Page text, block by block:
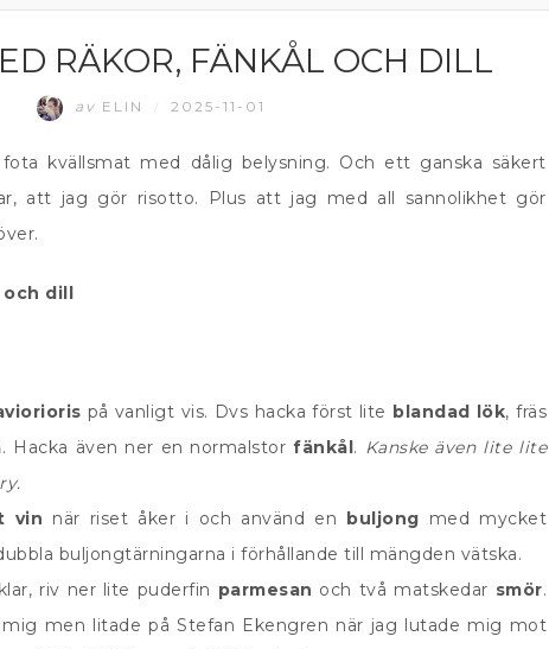
RÄKOR, FÄNKÅL OCH DILL
av ELIN 2025-11-01
kvällsmat med dålig belysning. Och ett ganska säkert
att jag gör risotto. Plus att jag med all sannolikhet gör
och dill
på vanligt vis. Dvs hacka först lite blandad lök, fräs
. Hacka även ner en normalstorfänkål. Kanske även lite lite
vin när riset åker i och använd en buljong med mycket
buljongtärningarna i förhållande till mängden vätska.
riv ner lite puderfin parmesan och två matskedar smör.
men litade på Stefan Ekengren när jag lutade mig mot